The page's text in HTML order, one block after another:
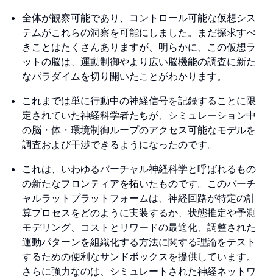
全体が観察可能であり、コントロール可能な仮想シス
テムがこれらの洞察を可能にしました。まだ探求すべ
きことはたくさんありますが、明らかに、この仮想ラ
ットの脳は、運動制御やより広い脳機能の調査に新た
なパラダイムを切り開いたことがわかります。
これまでは単に行動中の神経信号を記録することに限
定されていた神経科学者たちが、シミュレーション中
の脳・体・環境制御ループのアクセス可能なモデルを
調査および干渉できるようになったのです。
これは、いわゆるバーチャル神経科学と呼ばれるもの
の新たなフロンティアを拓いたものです。このバーチ
ャルラットプラットフォームは、神経回路が特定の計
算プロセスをどのように実装するか、状態推定や予測
モデリング、コストとリワードの最適化、調整された
運動パターンを組織化する方法に関する理論をテスト
するための便利なサンドボックスを提供しています。
さらに強力なのは、シミュレートされた神経ネットワ